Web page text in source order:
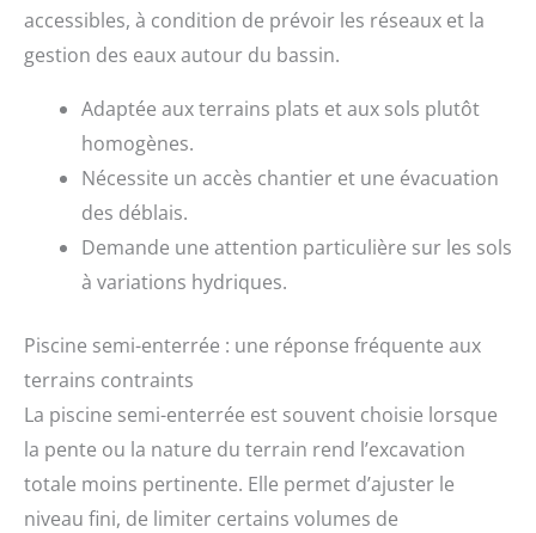
accessibles, à condition de prévoir les réseaux et la
gestion des eaux autour du bassin.
Adaptée aux terrains plats et aux sols plutôt
homogènes.
Nécessite un accès chantier et une évacuation
des déblais.
Demande une attention particulière sur les sols
à variations hydriques.
Piscine semi-enterrée : une réponse fréquente aux
terrains contraints
La piscine semi-enterrée est souvent choisie lorsque
la pente ou la nature du terrain rend l’excavation
totale moins pertinente. Elle permet d’ajuster le
niveau fini, de limiter certains volumes de